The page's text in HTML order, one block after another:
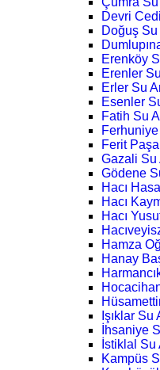
Devri
Doğuş Su
Erenköy
Erenler
Erler Su
Esenler
Fatih Su
Ferhuniye
Ferit
Gazali Su
Gödene
Hacı
Hacı
Hacı
Hamza
Hanay
Işıklar Su
İhsaniye
İstiklal Su
Kampüs